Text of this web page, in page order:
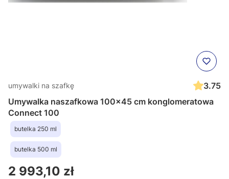
umywalki na szafkę
3.75
Umywalka naszafkowa 100x45 cm konglomeratowa
Connect 100
butelka 250 ml
butelka 500 ml
Cena
2 993,10 zł